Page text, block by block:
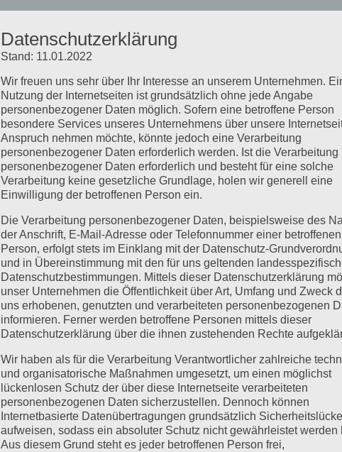
Datenschutzerklärung
Stand: 11.01.2022
Wir freuen uns sehr über Ihr Interesse an unserem Unternehmen.
Nutzung der Internetseiten ist grundsätzlich ohne jede Angabe
personenbezogener Daten möglich. Sofern eine betroffene Person
besondere Services unseres Unternehmens über unsere
Anspruch nehmen möchte, könnte jedoch eine Verarbeitung
personenbezogener Daten erforderlich werden. Ist die Verarbeitung
personenbezogener Daten erforderlich und besteht für eine solche
Verarbeitung keine gesetzliche Grundlage, holen wir generell eine
Einwilligung der betroffenen Person ein.
Die Verarbeitung personenbezogener Daten, beispielsweise des
der Anschrift, E-Mail-Adresse oder Telefonnummer einer betroffenen
Person, erfolgt stets im Einklang mit der Datenschutz-
und in Übereinstimmung mit den für uns geltenden
Datenschutzbestimmungen. Mittels dieser Datenschutzerklärung
unser Unternehmen die Öffentlichkeit über Art, Umfang und Zweck
uns erhobenen, genutzten und verarbeiteten personenbezogenen
informieren. Ferner werden betroffene Personen mittels dieser
Datenschutzerklärung über die ihnen zustehenden Rechte
Wir haben als für die Verarbeitung Verantwortlicher zahlreiche
und organisatorische Maßnahmen umgesetzt, um einen möglichst
lückenlosen Schutz der über diese Internetseite verarbeiteten
personenbezogenen Daten sicherzustellen. Dennoch können
Internetbasierte Datenübertragungen grundsätzlich
aufweisen, sodass ein absoluter Schutz nicht gewährleistet werden
Aus diesem Grund steht es jeder betroffenen Person frei,